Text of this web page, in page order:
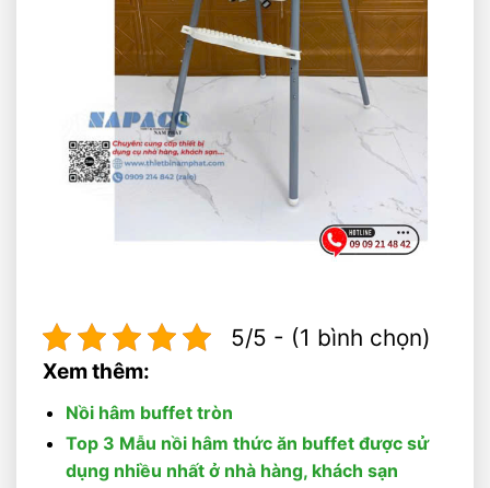
5/5 - (1 bình chọn)
Xem thêm:
Nồi hâm buffet tròn
Top 3 Mẫu nồi hâm thức ăn buffet được sử
dụng nhiều nhất ở nhà hàng, khách sạn